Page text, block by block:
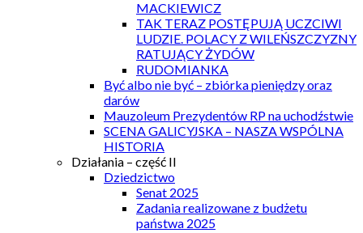
MACKIEWICZ
TAK TERAZ POSTĘPUJĄ UCZCIWI
LUDZIE. POLACY Z WILEŃSZCZYZNY
RATUJĄCY ŻYDÓW
RUDOMIANKA
Być albo nie być – zbiórka pieniędzy oraz
darów
Mauzoleum Prezydentów RP na uchodźstwie
SCENA GALICYJSKA – NASZA WSPÓLNA
HISTORIA
Działania – część II
Dziedzictwo
Senat 2025
Zadania realizowane z budżetu
państwa 2025